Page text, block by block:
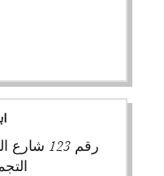
رقم 123